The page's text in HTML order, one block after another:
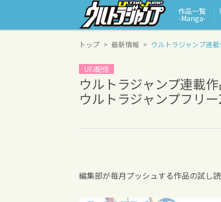
作品一覧
‑Manga‑
トップ 最新情報 ウルトラジャンプ連
UFJ配信
ウルトラジャンプ連載
ウルトラジャンプフリ
編集部が毎月プッシュする作品の試し